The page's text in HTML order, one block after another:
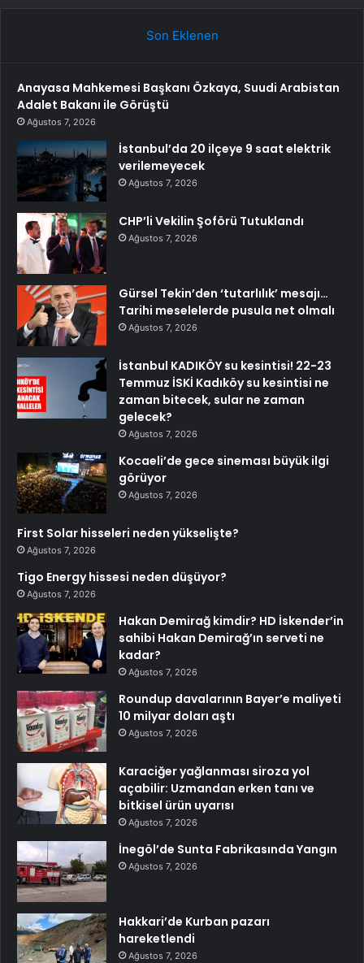
Son Eklenen
Anayasa Mahkemesi Başkanı Özkaya, Suudi Arabistan
Adalet Bakanı ile Görüştü
Ağustos 7, 2026
İstanbul’da 20 ilçeye 9 saat elektrik
verilemeyecek
Ağustos 7, 2026
CHP’li Vekilin Şoförü Tutuklandı
Ağustos 7, 2026
Gürsel Tekin’den ‘tutarlılık’ mesajı…
Tarihi meselelerde pusula net olmalı
Ağustos 7, 2026
İstanbul KADIKÖY su kesintisi! 22-23
Temmuz İSKİ Kadıköy su kesintisi ne
zaman bitecek, sular ne zaman
gelecek?
Ağustos 7, 2026
Kocaeli’de gece sineması büyük ilgi
görüyor
Ağustos 7, 2026
First Solar hisseleri neden yükselişte?
Ağustos 7, 2026
Tigo Energy hissesi neden düşüyor?
Ağustos 7, 2026
Hakan Demirağ kimdir? HD İskender’in
sahibi Hakan Demirağ’ın serveti ne
kadar?
Ağustos 7, 2026
Roundup davalarının Bayer’e maliyeti
10 milyar doları aştı
Ağustos 7, 2026
Karaciğer yağlanması siroza yol
açabilir: Uzmandan erken tanı ve
bitkisel ürün uyarısı
Ağustos 7, 2026
İnegöl’de Sunta Fabrikasında Yangın
Ağustos 7, 2026
Hakkari’de Kurban pazarı
hareketlendi
Ağustos 7, 2026